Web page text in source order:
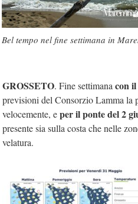
Bel tempo nel fine settimana in
GROSSETO. Fine settimana con
previsioni del Consorzio Lamma la
velocemente, eper il ponte del 2
presente sia sulla costa che nelle
velatura.